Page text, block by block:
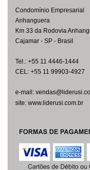
Condomínio Empresarial
Anhanguera
Km 33 da Rodovia
Cajamar - SP - Brasil
Tel.: +55 11 4446-1444
CEL: +55 11 99903-4927
e-mail:
site: www.liderusi.com.br